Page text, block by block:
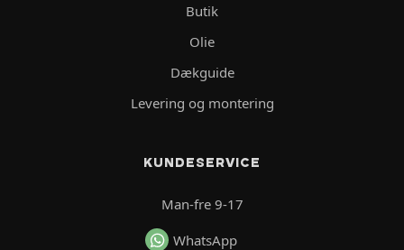
Butik
Olie
Dækguide
Levering og montering
KUNDESERVICE
Man-fre 9-17
WhatsApp